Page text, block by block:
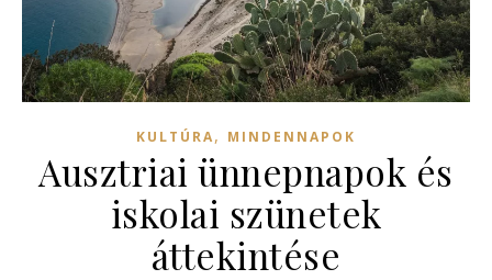
KULTÚRA, MINDENNAPOK
Ausztriai ünnepnapok és
iskolai szünetek
áttekintése